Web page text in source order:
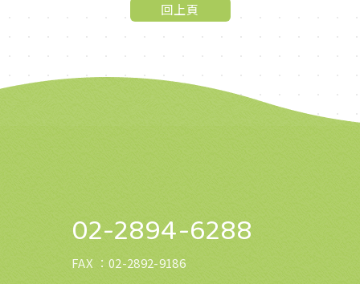
回上頁
02-2894-6288
FAX ： 02-2892-9186